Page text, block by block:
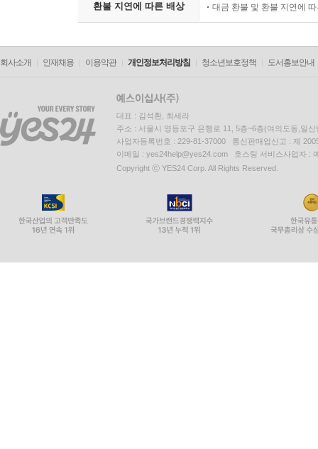
환불 지연에 따른 배상 대금 환불 및 환불 지연에
회사소개 인재채용 이용약관 개인정보처리방침 청소년보호정책 도서홍보안내
대표 : 김석환, 최세라
주소 : 서울시 영등포구 은행로 11, 5층~6층(여의도동,일신
사업자등록번호 : 229-81-37000 통신판매업신고 : 제
이메일 : yes24help@yes24.com 호스팅 서비스사업자 :
Copyright ⓒ YES24 Corp. All Rights Reserved.